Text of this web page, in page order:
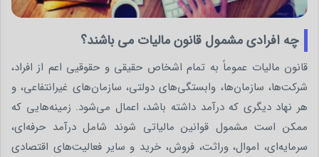
چه افرادی مشمول قانون مالیات می باشند؟
قانون مالیات عموماً به تمام اشخاص حقیقی و حقوقیی اعم از افراد،
شرکت‌ها، سازمان‌ها، وابستگی‌های دولتی، سازمان‌های غیرانتفاعی، و
هر نهاد دیگری که درآمد داشته باشد، اعمال می‌شود. زمینه‌هایی که
ممکن است مشمول قوانین مالیاتی شوند شامل درآمد حرفه‌ای،
سرمایه‌ای، اموال، وراثت، فروش، خرید و سایر فعالیت‌های اقتصادی